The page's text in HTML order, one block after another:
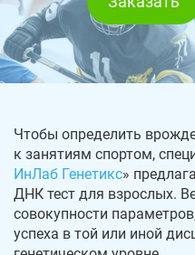
Чтобы определить
к занятиям спортом,
ИнЛаб Генетикс»
ДНК тест для взрослых.
совокупности
успеха в той или иной